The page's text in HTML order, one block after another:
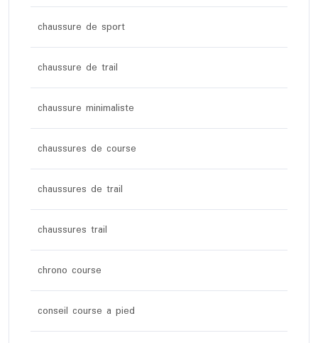
chaussure de sport
chaussure de trail
chaussure minimaliste
chaussures de course
chaussures de trail
chaussures trail
chrono course
conseil course a pied